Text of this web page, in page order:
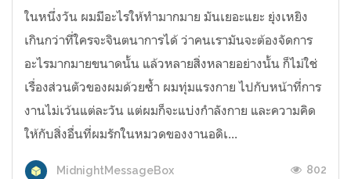
ในหนึ่งวัน ผมมีอะไรให้ทำมากมาย มันเยอะแยะ ยุ่งเหยิง
เกินกว่าที่ใครจะจินตนาการได้ ว่าคนเรามันจะต้องจัดการ
อะไรมากมายขนาดนั้น แล้วหลายสิ่งหลายอย่างนั้น ก็ไม่ใช่
เรื่องส่วนตัวของผมด้วยซ้ำ ผมทุ่มแรงกาย ไปกับหน้าที่การ
งานไม่เว้นแต่ละวัน แต่ผมก็จะแบ่งกำลังกาย และความคิด
ให้กับสิ่งอื่นที่ผมรักในหมวดของงานอดิเ...
MidnightMessageBox 802